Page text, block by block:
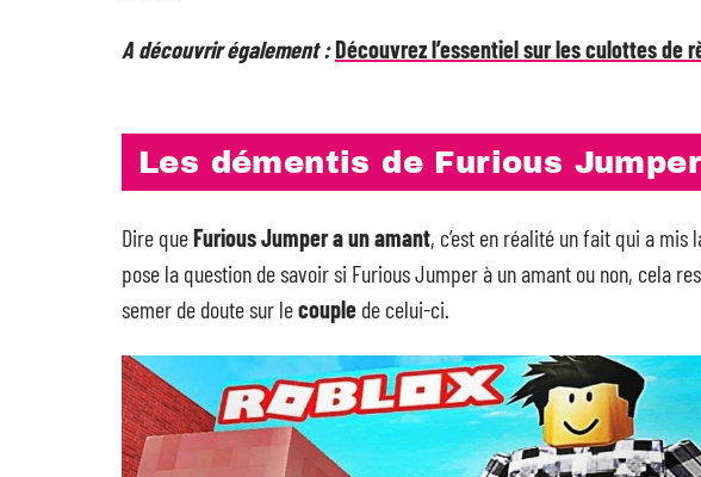
A découvrir également :Découvrez l’essentiel sur les culottes de
Les démentis de Furious Jumper
Dire queFurious Jumper a un amant, c’est en réalité un fait qui a mis
pose la question de savoir si Furious Jumper à un amant ou non, cela
semer de doute sur lecouple de celui-ci.